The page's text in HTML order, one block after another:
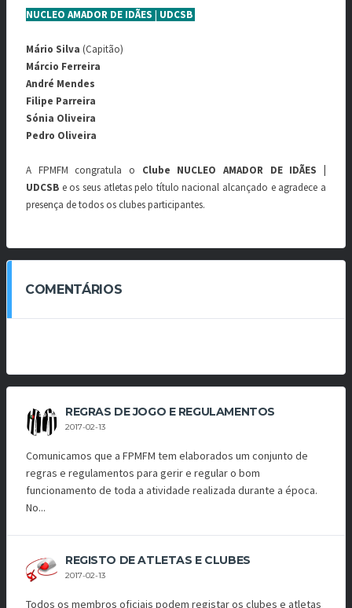
NUCLEO AMADOR DE IDÃES | UDCSB
Mário Silva (Capitão)
Márcio Ferreira
André Mendes
Filipe Parreira
Sónia Oliveira
Pedro Oliveira
A FPMFM congratula o Clube NUCLEO AMADOR DE IDÃES |
UDCSB e os seus atletas pelo título nacional alcançado e agradece a
presença de todos os clubes participantes.
COMENTÁRIOS
REGRAS DE JOGO E REGULAMENTOS
2017-02-13
Comunicamos que a FPMFM tem elaborados um conjunto de
regras e regulamentos para gerir e regular o bom
funcionamento de toda a atividade realizada durante a época.
No...
REGISTO DE ATLETAS E CLUBES
2017-02-13
Todos os membros oficiais podem registar os clubes e atletas